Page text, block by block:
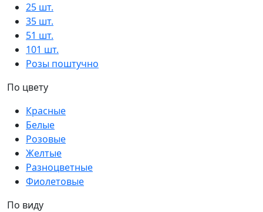
25 шт.
35 шт.
51 шт.
101 шт.
Розы поштучно
По цвету
Красные
Белые
Розовые
Желтые
Разноцветные
Фиолетовые
По виду